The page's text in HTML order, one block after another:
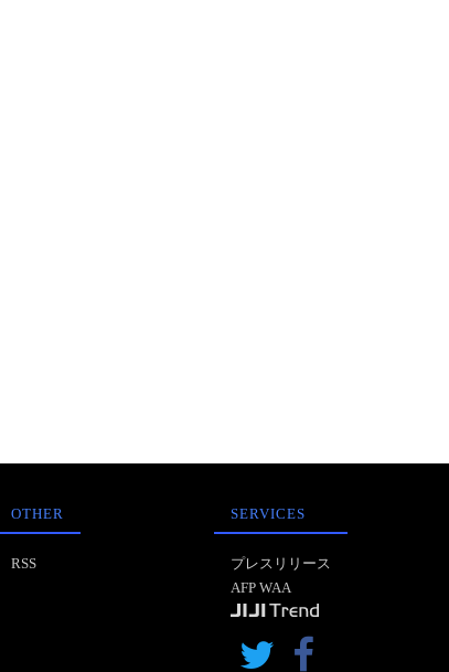
OTHER
RSS
SERVICES
プレスリリース
AFP WAA